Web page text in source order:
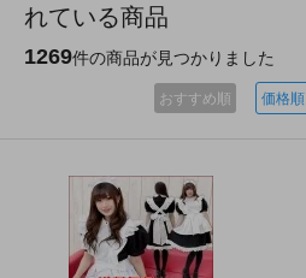
れている商品
1269件の商品が見つかりました
おすすめ順 価格順